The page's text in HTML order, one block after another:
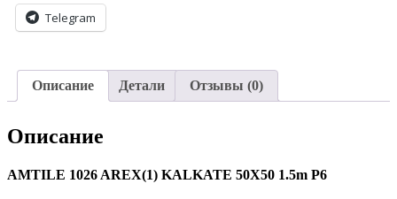
Telegram
Описание Детали Отзывы (0)
Описание
AMTILE 1026 AREX(1) KALKATE 50X50 1.5m P6